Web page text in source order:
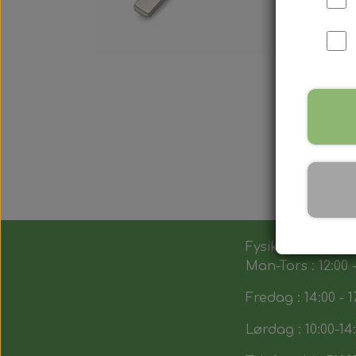
Fysik butik :
Man-Tors : 12:00
Fredag : 14:00 -
Lørdag : 10:00-